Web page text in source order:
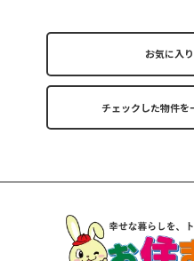
お気に入